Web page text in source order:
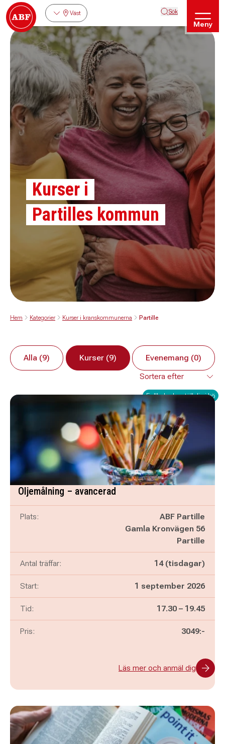
Väst Sök
Meny
Kurser i
Partilles kommun
Hem Kategorier Kurser i kranskommunerna Partille
Alla (9) Kurser (9) Evenemang (0)
Fullbokad – ställ dig i kö
Oljemålning – avancerad
Plats:
ABF Partille
Gamla Kronvägen 56
Partille
Antal träffar: 14 (tisdagar)
Start: 1 september 2026
Tid: Pågår mellan
17.30 – och
19.45
Pris: 3049:-
Läs mer och anmäl dig